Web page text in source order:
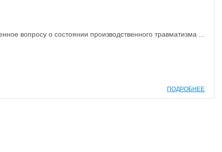
вопросу о состоянии производственного травматизма ...
ПОДРОБНЕЕ